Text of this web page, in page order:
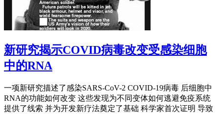
新研究揭示COVID病毒改变受感染细胞
中的RNA
一项新研究描述了感染SARS-CoV-2 COVID-19病毒 后细胞中
RNA的功能如何改变 这些发现为不同变体如何逃避免疫系统
提供了线索 并为开发新疗法奠定了基础 科学家首次证明 导致